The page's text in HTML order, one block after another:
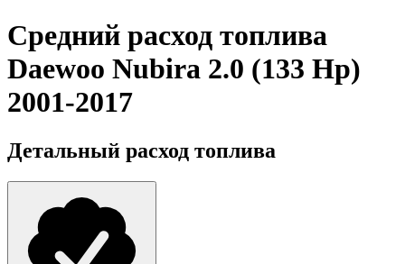
Средний расход топлива
Daewoo Nubira 2.0 (133 Hp)
2001-2017
Детальный расход топлива